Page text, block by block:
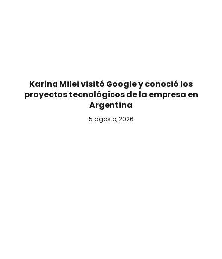
Karina Milei visitó Google y conoció los
proyectos tecnológicos de la empresa en
Argentina
5 agosto, 2026